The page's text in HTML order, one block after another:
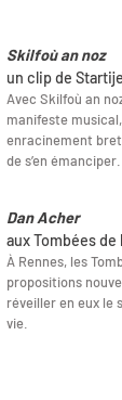
Skilfoù an noz
un clip de
Avec Skilfoù an
manifeste
enracinement
de s’en émanciper.
Dan Acher
aux Tombées de
À Rennes, les
propositions
réveiller en eux le
vie.